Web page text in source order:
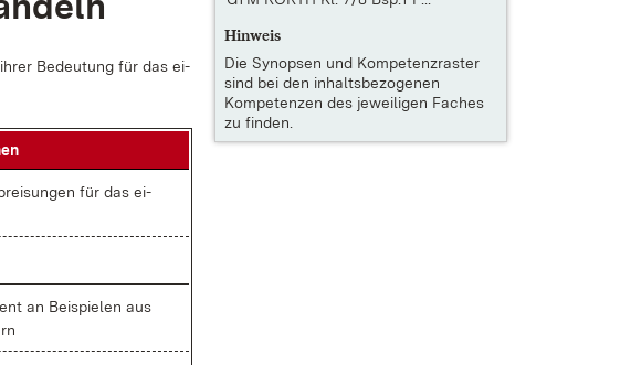
Be­deu­tung für das ei­
für das ei­
an Bei­spie­len aus
Hinweis
Die Synopsen und Kompetenzraster
sind bei den inhaltsbezogenen
Kompetenzen des jeweiligen Faches
zu finden.